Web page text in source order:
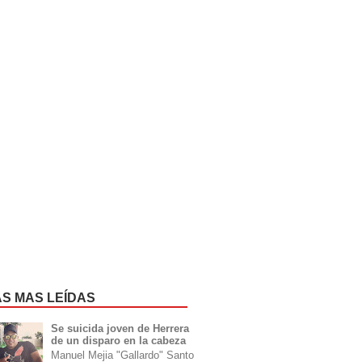
MAS LEÍDAS
Se suicida joven de Herrera
de un disparo en la cabeza
Manuel Mejia "Gallardo" Santo